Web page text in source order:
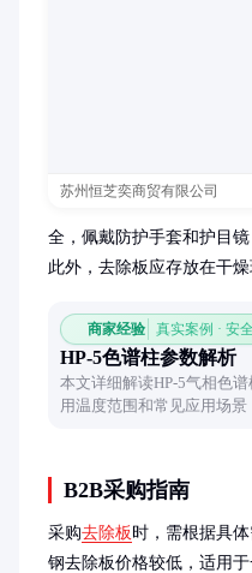
苏州恒芝奕商贸有限公司
全，佩戴防护手套和护目
此外，去除板应存放在干
商家经验 真实案例 · 安
HP-5色谱柱参数解析
本文详细解读HP-5气相色
用温度范围和常见应用场
B2B采购指南
采购去除板 时，需根据具
钢去除板价格较低，适用